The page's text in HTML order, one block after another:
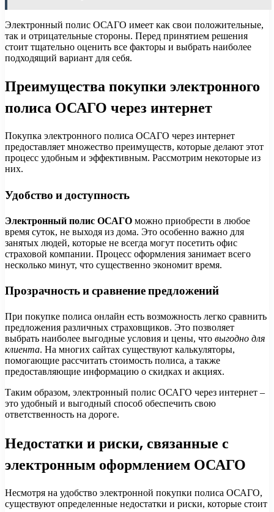
Электронный полис ОСАГО имеет как свои положительные,
так и отрицательные стороны. Перед принятием решения
стоит тщательно оценить все факторы и выбрать наиболее
подходящий вариант для себя.
Преимущества покупки электронного
полиса ОСАГО через интернет
Покупка электронного полиса ОСАГО через интернет
предоставляет множество преимуществ, которые делают этот
процесс удобным и эффективным. Рассмотрим некоторые из
них.
Удобство и доступность
Электронный полис ОСАГО можно приобрести в любое
время суток, не выходя из дома. Это особенно важно для
занятых людей, которые не всегда могут посетить офис
страховой компании. Процесс оформления занимает всего
несколько минут, что существенно экономит время.
Прозрачность и сравнение предложений
При покупке полиса онлайн есть возможность легко сравнить
предложения различных страховщиков. Это позволяет
выбрать наиболее выгодные условия и цены, что выгодно для
клиента. На многих сайтах существуют калькуляторы,
помогающие рассчитать стоимость полиса, а также
предоставляющие информацию о скидках и акциях.
Таким образом, электронный полис ОСАГО через интернет –
это удобный и выгодный способ обеспечить свою
ответственность на дороге.
Недостатки и риски, связанные с
электронным оформлением ОСАГО
Несмотря на удобство электронной покупки полиса ОСАГО,
существуют определенные недостатки и риски, которые стоит